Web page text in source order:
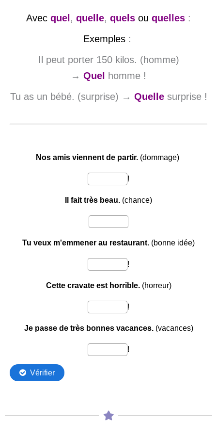
Avec quel , quelle, quels ou quelles :
Exemples:
Il peut porter 150 kilos. (homme)
→ Quel
homme !
Tu as un bébé. (surprise) → Quellesurprise !